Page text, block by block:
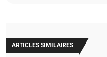
ARTICLES SIMILAIRES